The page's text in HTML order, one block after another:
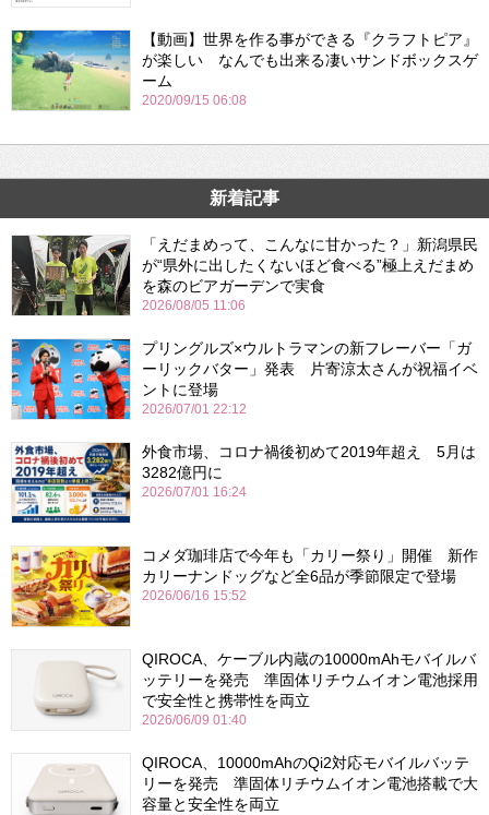
【動画】世界を作る事ができる『クラフトピア』
が楽しい なんでも出来る凄いサンドボックスゲ
ーム
2020/09/15 06:08
新着記事
「えだまめって、こんなに甘かった？」新潟県民
が“県外に出したくないほど食べる”極上えだまめ
を森のビアガーデンで実食
2026/08/05 11:06
プリングルズ×ウルトラマンの新フレーバー「ガ
ーリックバター」発表 片寄涼太さんが祝福イベ
ントに登場
2026/07/01 22:12
外食市場、コロナ禍後初めて2019年超え 5月は
3282億円に
2026/07/01 16:24
コメダ珈琲店で今年も「カリー祭り」開催 新作
カリーナンドッグなど全6品が季節限定で登場
2026/06/16 15:52
QIROCA、ケーブル内蔵の10000mAhモバイルバ
ッテリーを発売 準固体リチウムイオン電池採用
で安全性と携帯性を両立
2026/06/09 01:40
QIROCA、10000mAhのQi2対応モバイルバッテ
リーを発売 準固体リチウムイオン電池搭載で大
容量と安全性を両立